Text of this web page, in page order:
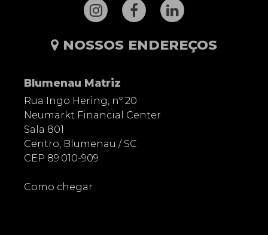
NOSSOS ENDEREÇOS
Blumenau Matriz
Rua Ingo Hering, nº 20
Neumarkt Financial Center
Sala 801
Centro, Blumenau / SC
CEP 89.010-909
Como chegar